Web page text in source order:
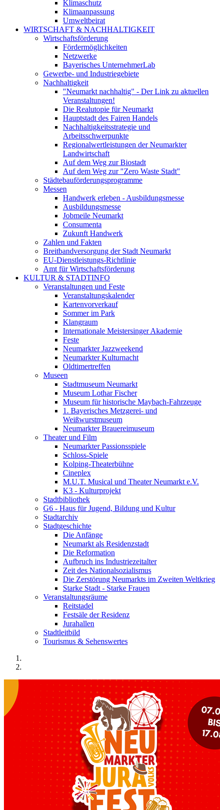
Klimaschutz
Klimaanpassung
Umweltbeirat
WIRTSCHAFT & NACHHALTIGKEIT
Wirtschaftsförderung
Fördermöglichkeiten
Netzwerke
Bayerisches UnternehmerLab
Gewerbe- und Industriegebiete
Nachhaltigkeit
"Neumarkt nachhaltig" - Der Link zu aktuellen
Veranstaltungen!
Die Realutopie für Neumarkt
Hauptstadt des Fairen Handels
Nachhaltigkeitsstrategie und
Arbeitsschwerpunkte
Regionalwertleistungen der Neumarkter
Landwirtschaft
Auf dem Weg zur Biostadt
Auf dem Weg zur "Zero Waste Stadt"
Städtebauförderungsprogramme
Messen
Handwerk erleben - Ausbildungsmesse
Ausbildungsmesse
Jobmeile Neumarkt
Consumenta
Zukunft Handwerk
Zahlen und Fakten
Breitbandversorgung der Stadt Neumarkt
EU-Dienstleistungs-Richtlinie
Amt für Wirtschaftsförderung
KULTUR & STADTINFO
Veranstaltungen und Feste
Veranstaltungskalender
Kartenvorverkauf
Sommer im Park
Klangraum
Internationale Meistersinger Akademie
Feste
Neumarkter Jazzweekend
Neumarkter Kulturnacht
Oldtimertreffen
Museen
Stadtmuseum Neumarkt
Museum Lothar Fischer
Museum für historische Maybach-Fahrzeuge
1. Bayerisches Metzgerei- und
Weißwurstmuseum
Neumarkter Brauereimuseum
Theater und Film
Neumarkter Passionsspiele
Schloss-Spiele
Kolping-Theaterbühne
Cineplex
M.U.T. Musical und Theater Neumarkt e.V.
K3 - Kulturprojekt
Stadtbibliothek
G6 - Haus für Jugend, Bildung und Kultur
Stadtarchiv
Stadtgeschichte
Die Anfänge
Neumarkt als Residenzstadt
Die Reformation
Aufbruch ins Industriezeitalter
Zeit des Nationalsozialismus
Die Zerstörung Neumarkts im Zweiten Weltkrieg
Starke Stadt - Starke Frauen
Veranstaltungsräume
Reitstadel
Festsäle der Residenz
Jurahallen
Stadtleitbild
Tourismus & Sehenswertes